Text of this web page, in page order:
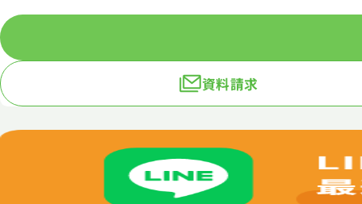
資料請求